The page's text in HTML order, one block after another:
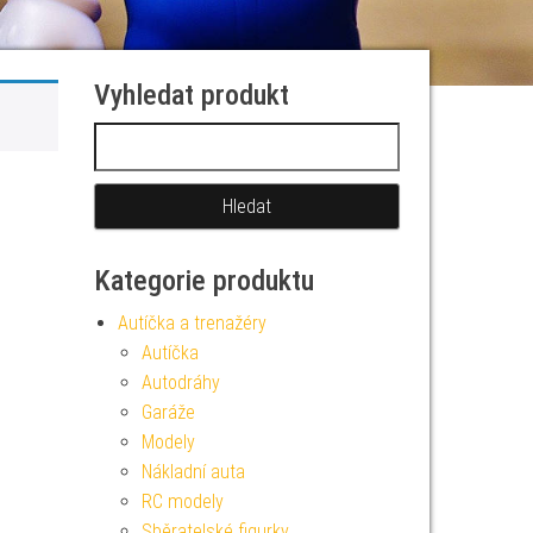
Vyhledat produkt
Kategorie produktu
Autíčka a trenažéry
Autíčka
Autodráhy
Garáže
Modely
Nákladní auta
RC modely